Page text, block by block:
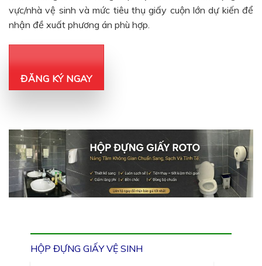
vực/nhà vệ sinh và mức tiêu thụ giấy cuộn lớn dự kiến để
nhận đề xuất phương án phù hợp.
ĐĂNG KÝ NGAY
HỘP ĐỰNG GIẤY VỆ SINH